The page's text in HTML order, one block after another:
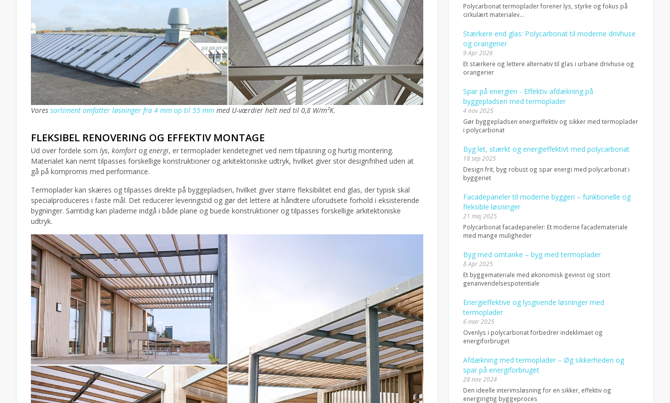
Vores sortiment omfatter løsninger fra 4 mm op til 55 mm med U-værdier helt ned til 0,8 W/m²K.
FLEKSIBEL RENOVERING OG EFFEKTIV MONTAGE
Ud over fordele som lys, komfort og energi, er termoplader kendetegnet ved nem tilpasning og hurtig montering.
Materialet kan nemt tilpasses forskellige konstruktioner og arkitektoniske udtryk, hvilket giver stor designfrihed uden at
gå på kompromis med performance.
Termoplader kan skæres og tilpasses direkte på byggepladsen, hvilket giver større fleksibilitet end glas, der typisk skal
specialproduceres i faste mål. Det reducerer leveringstid og gør det lettere at håndtere uforudsete forhold i eksisterende
bygninger. Samtidig kan pladerne indgå i både plane og buede konstruktioner og tilpasses forskellige arkitektoniske
udtryk.
Polycarbonat termoplader forener lys, styrke og fokus på
cirkulært materialev...
Stærkere end glas: Polycarbonat til moderne drivhuse
og orangerier
9 Apr 2026
Et stærkere og lettere alternativ til glas i urbane drivhuse og
orangerier
Spar på energien - Effektiv afdækning på
byggepladsen med termoplader
4 nov 2025
Gør byggepladsen energieffektiv og sikker med termoplader
i polycarbonat
Byg let, stærkt og energieffektivt med polycarbonat
18 sep 2025
Design frit, byg robust og spar energi med polycarbonat i
byggeriet
Facadepaneler til moderne byggeri – funktionelle og
fleksible løsninger
21 maj 2025
Polycarbonat facadepaneler: Et moderne facademateriale
med mange muligheder
Byg med omtanke – byg med termoplader
8 Apr 2025
Et byggemateriale med økonomisk gevinst og stort
genanvendelsespotentiale
Energieffektive og lysgivende løsninger med
termoplader
6 mar 2025
Ovenlys i polycarbonat forbedrer indeklimaet og
energiforbruget
Afdækning med termoplader – Øg sikkerheden og
spar på energiforbruget
28 nov 2024
Den ideelle interimsløsning for en sikker, effektiv og
energirigtig byggeproces